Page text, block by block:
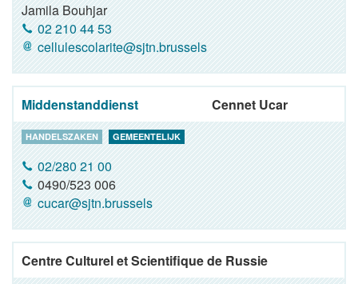
Jamila Bouhjar
02 210 44 53
cellulescolarite@sjtn.brussels
Middenstanddienst Cennet Ucar
HANDELSZAKEN GEMEENTELIJK
02/280 21 00
0490/523 006
cucar@sjtn.brussels
Centre Culturel et Scientifique de Russie